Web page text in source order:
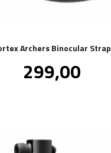
Archers Binocular Strap
Pris
299,00